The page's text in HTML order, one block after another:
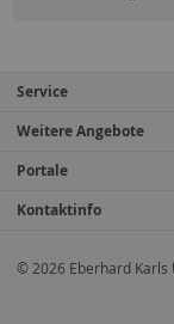
Service
Weitere Angebote
Portale
Kontaktinfo
© 2026 Eberhard Karls